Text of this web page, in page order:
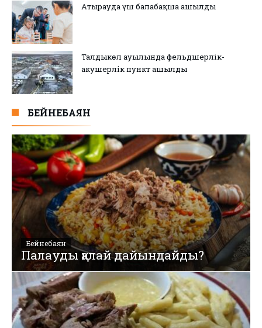
Атырауда үш балабақша ашылды
Талдыкөл ауылында фельдшерлік-
акушерлік пункт ашылды
БЕЙНЕБАЯН
Бейнебаян
Палауды қалай дайындайды?